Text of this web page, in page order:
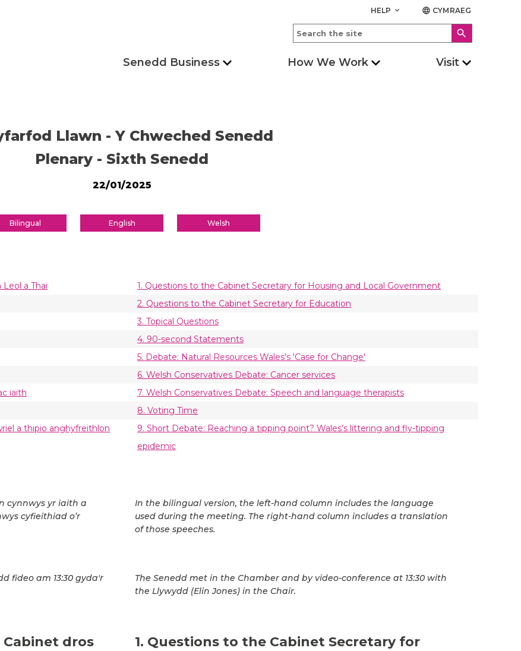
HELP keyboard_arrow_down language CYMRAEG
search
Senedd Business How We Work Visit
Llawn - Y Chweched Senedd
Plenary - Sixth Senedd
22/01/2025
Bilingual English Welsh
a Thai
1. Questions to the Cabinet Secretary for Housing and Local Government
2. Questions to the Cabinet Secretary for Education
3. Topical Questions
4. 90-second Statements
5. Debate: Natural Resources Wales's 'Case for Change'
6. Welsh Conservatives Debate: Cancer services
iaith
7. Welsh Conservatives Debate: Speech and language therapists
8. Voting Time
a thipio anghyfreithlon
9. Short Debate: Reaching a tipping point? Wales’s littering and fly-tipping
epidemic
cynnwys yr iaith a
cyfieithiad o’r
In the bilingual version, the left-hand column includes the language
used during the meeting. The right-hand column includes a translation
of those speeches.
fideo am 13:30 gyda'r
The Senedd met in the Chamber and by video-conference at 13:30 with
the Llywydd (Elin Jones) in the Chair.
Cabinet dros
1. Questions to the Cabinet Secretary for